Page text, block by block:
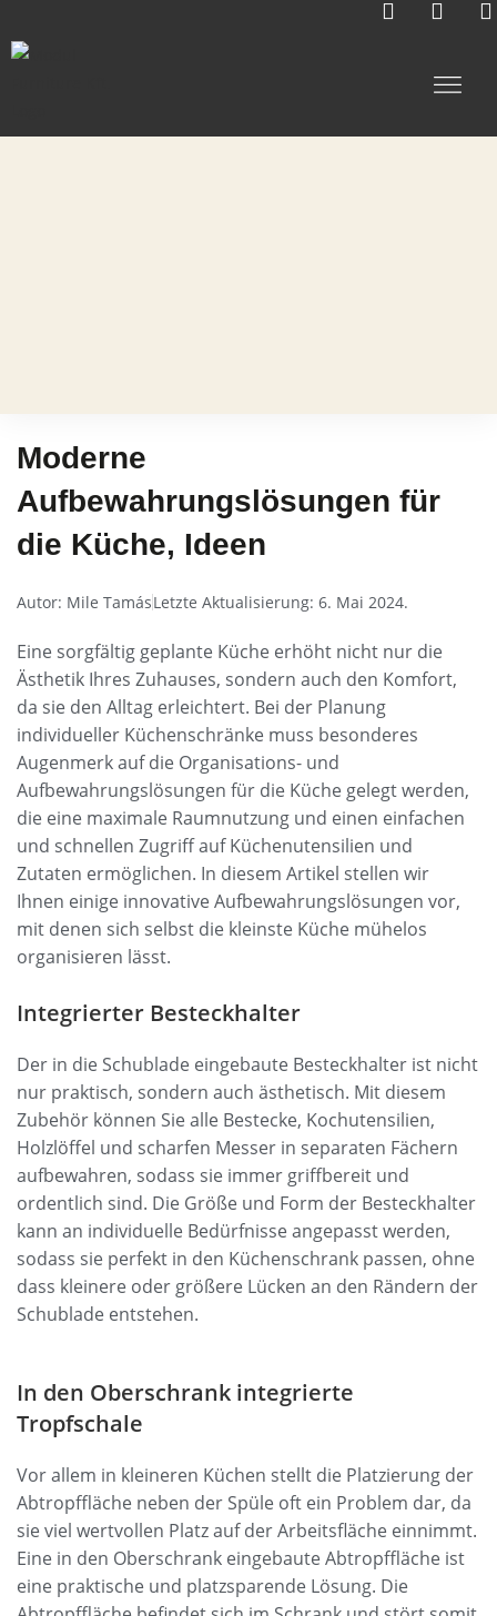
Moderne
Aufbewahrungslösungen für
die Küche, Ideen
Autor: Mile TamásLetzte Aktualisierung: 6. Mai 2024.
Eine sorgfältig geplante Küche erhöht nicht nur die
Ästhetik Ihres Zuhauses, sondern auch den Komfort,
da sie den Alltag erleichtert. Bei der Planung
individueller Küchenschränke muss besonderes
Augenmerk auf die Organisations- und
Aufbewahrungslösungen für die Küche gelegt werden,
die eine maximale Raumnutzung und einen einfachen
und schnellen Zugriff auf Küchenutensilien und
Zutaten ermöglichen. In diesem Artikel stellen wir
Ihnen einige innovative Aufbewahrungslösungen vor,
mit denen sich selbst die kleinste Küche mühelos
organisieren lässt.
Integrierter Besteckhalter
Der in die Schublade eingebaute Besteckhalter ist nicht
nur praktisch, sondern auch ästhetisch. Mit diesem
Zubehör können Sie alle Bestecke, Kochutensilien,
Holzlöffel und scharfen Messer in separaten Fächern
aufbewahren, sodass sie immer griffbereit und
ordentlich sind. Die Größe und Form der Besteckhalter
kann an individuelle Bedürfnisse angepasst werden,
sodass sie perfekt in den Küchenschrank passen, ohne
dass kleinere oder größere Lücken an den Rändern der
Schublade entstehen.
In den Oberschrank integrierte
Tropfschale
Vor allem in kleineren Küchen stellt die Platzierung der
Abtropffläche neben der Spüle oft ein Problem dar, da
sie viel wertvollen Platz auf der Arbeitsfläche einnimmt.
Eine in den Oberschrank eingebaute Abtropffläche ist
eine praktische und platzsparende Lösung. Die